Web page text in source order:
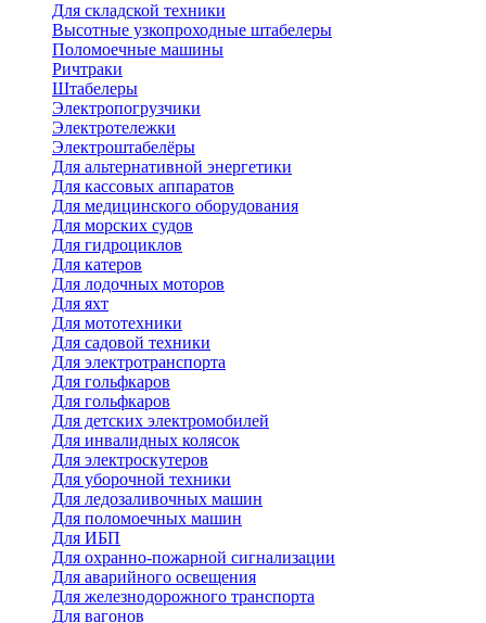
Для складской техники
Высотные узкопроходные штабелеры
Поломоечные машины
Ричтраки
Штабелеры
Электропогрузчики
Электротележки
Электроштабелёры
Для альтернативной энергетики
Для кассовых аппаратов
Для медицинского оборудования
Для морских судов
Для гидроциклов
Для катеров
Для лодочных моторов
Для яхт
Для мототехники
Для садовой техники
Для электротранспорта
Для гольфкаров
Для гольфкаров
Для детских электромобилей
Для инвалидных колясок
Для электроскутеров
Для уборочной техники
Для ледозаливочных машин
Для поломоечных машин
Для ИБП
Для охранно-пожарной сигнализации
Для аварийного освещения
Для железнодорожного транспорта
Для вагонов